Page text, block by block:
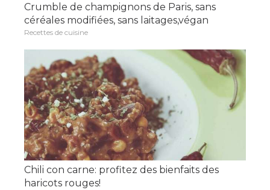
Crumble de champignons de Paris, sans
céréales modifiées, sans laitages,végan
Recettes de cuisine
Chili con carne: profitez des bienfaits des
haricots rouges!